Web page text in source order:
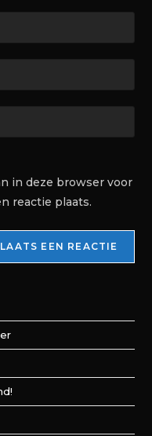
in deze browser voor
reactie plaats.